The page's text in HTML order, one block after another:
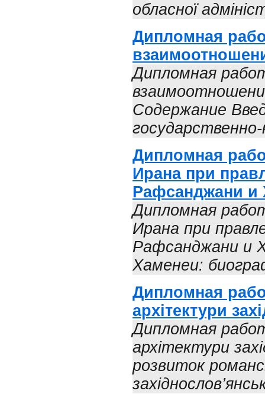
обласної
Дипломная
Дипломная
Содержание
Дипломная
Ирана при
Рафсанджани и
Дипломная
Ирана при
Рафсанджани и
Хаменеи:
Дипломная
архітектури
Дипломная
архітектури
розвиток